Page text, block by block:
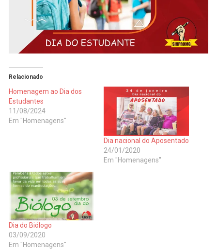
Relacionado
Homenagem ao Dia dos
Estudantes
11/08/2024
Em "Homenagens"
Dia nacional do Aposentado
24/01/2020
Em "Homenagens"
Dia do Biólogo
03/09/2020
Em "Homenagens"